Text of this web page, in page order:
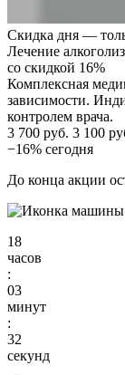
Скидка дня —
Лечение
со скидкой 16%
Комплексная
зависимости.
контролем врача.
3 700 руб. 3 100
−16% сегодня
До конца акции
18
часов
:
03
минут
:
31
секунд